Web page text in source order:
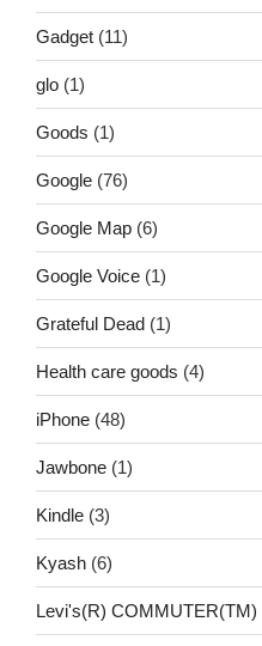
Gadget (11)
glo (1)
Goods (1)
Google (76)
Google Map (6)
Google Voice (1)
Grateful Dead (1)
Health care goods (4)
iPhone (48)
Jawbone (1)
Kindle (3)
Kyash (6)
Levi's(R) COMMUTER(TM)